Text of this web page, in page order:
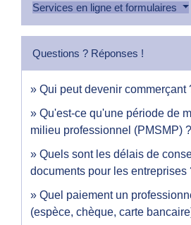
Services en ligne et formulaires
Questions ? Réponses !
Qui peut devenir commerçant
Qu'est-ce qu'une période de
milieu professionnel (PMSMP) ?
Quels sont les délais de
documents pour les entreprises
Quel paiement un
(espèce, chèque, carte